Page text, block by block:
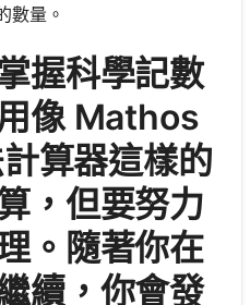
數量。
握科學記數
像 Mathos
算器這樣的
，但要努力
。隨著你在
續，你會發